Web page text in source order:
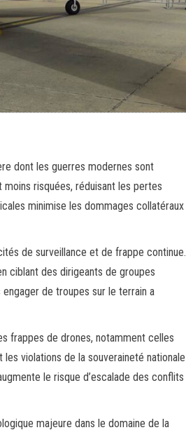
dont les guerres modernes sont
risquées, réduisant les pertes
minimise les dommages collatéraux
de surveillance et de frappe continue.
ciblant des dirigeants de groupes
de troupes sur le terrain a
frappes de drones, notamment celles
violations de la souveraineté nationale
le risque d’escalade des conflits
majeure dans le domaine de la